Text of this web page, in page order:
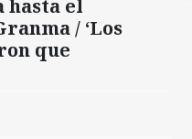
hasta el
/ ‘Los
que